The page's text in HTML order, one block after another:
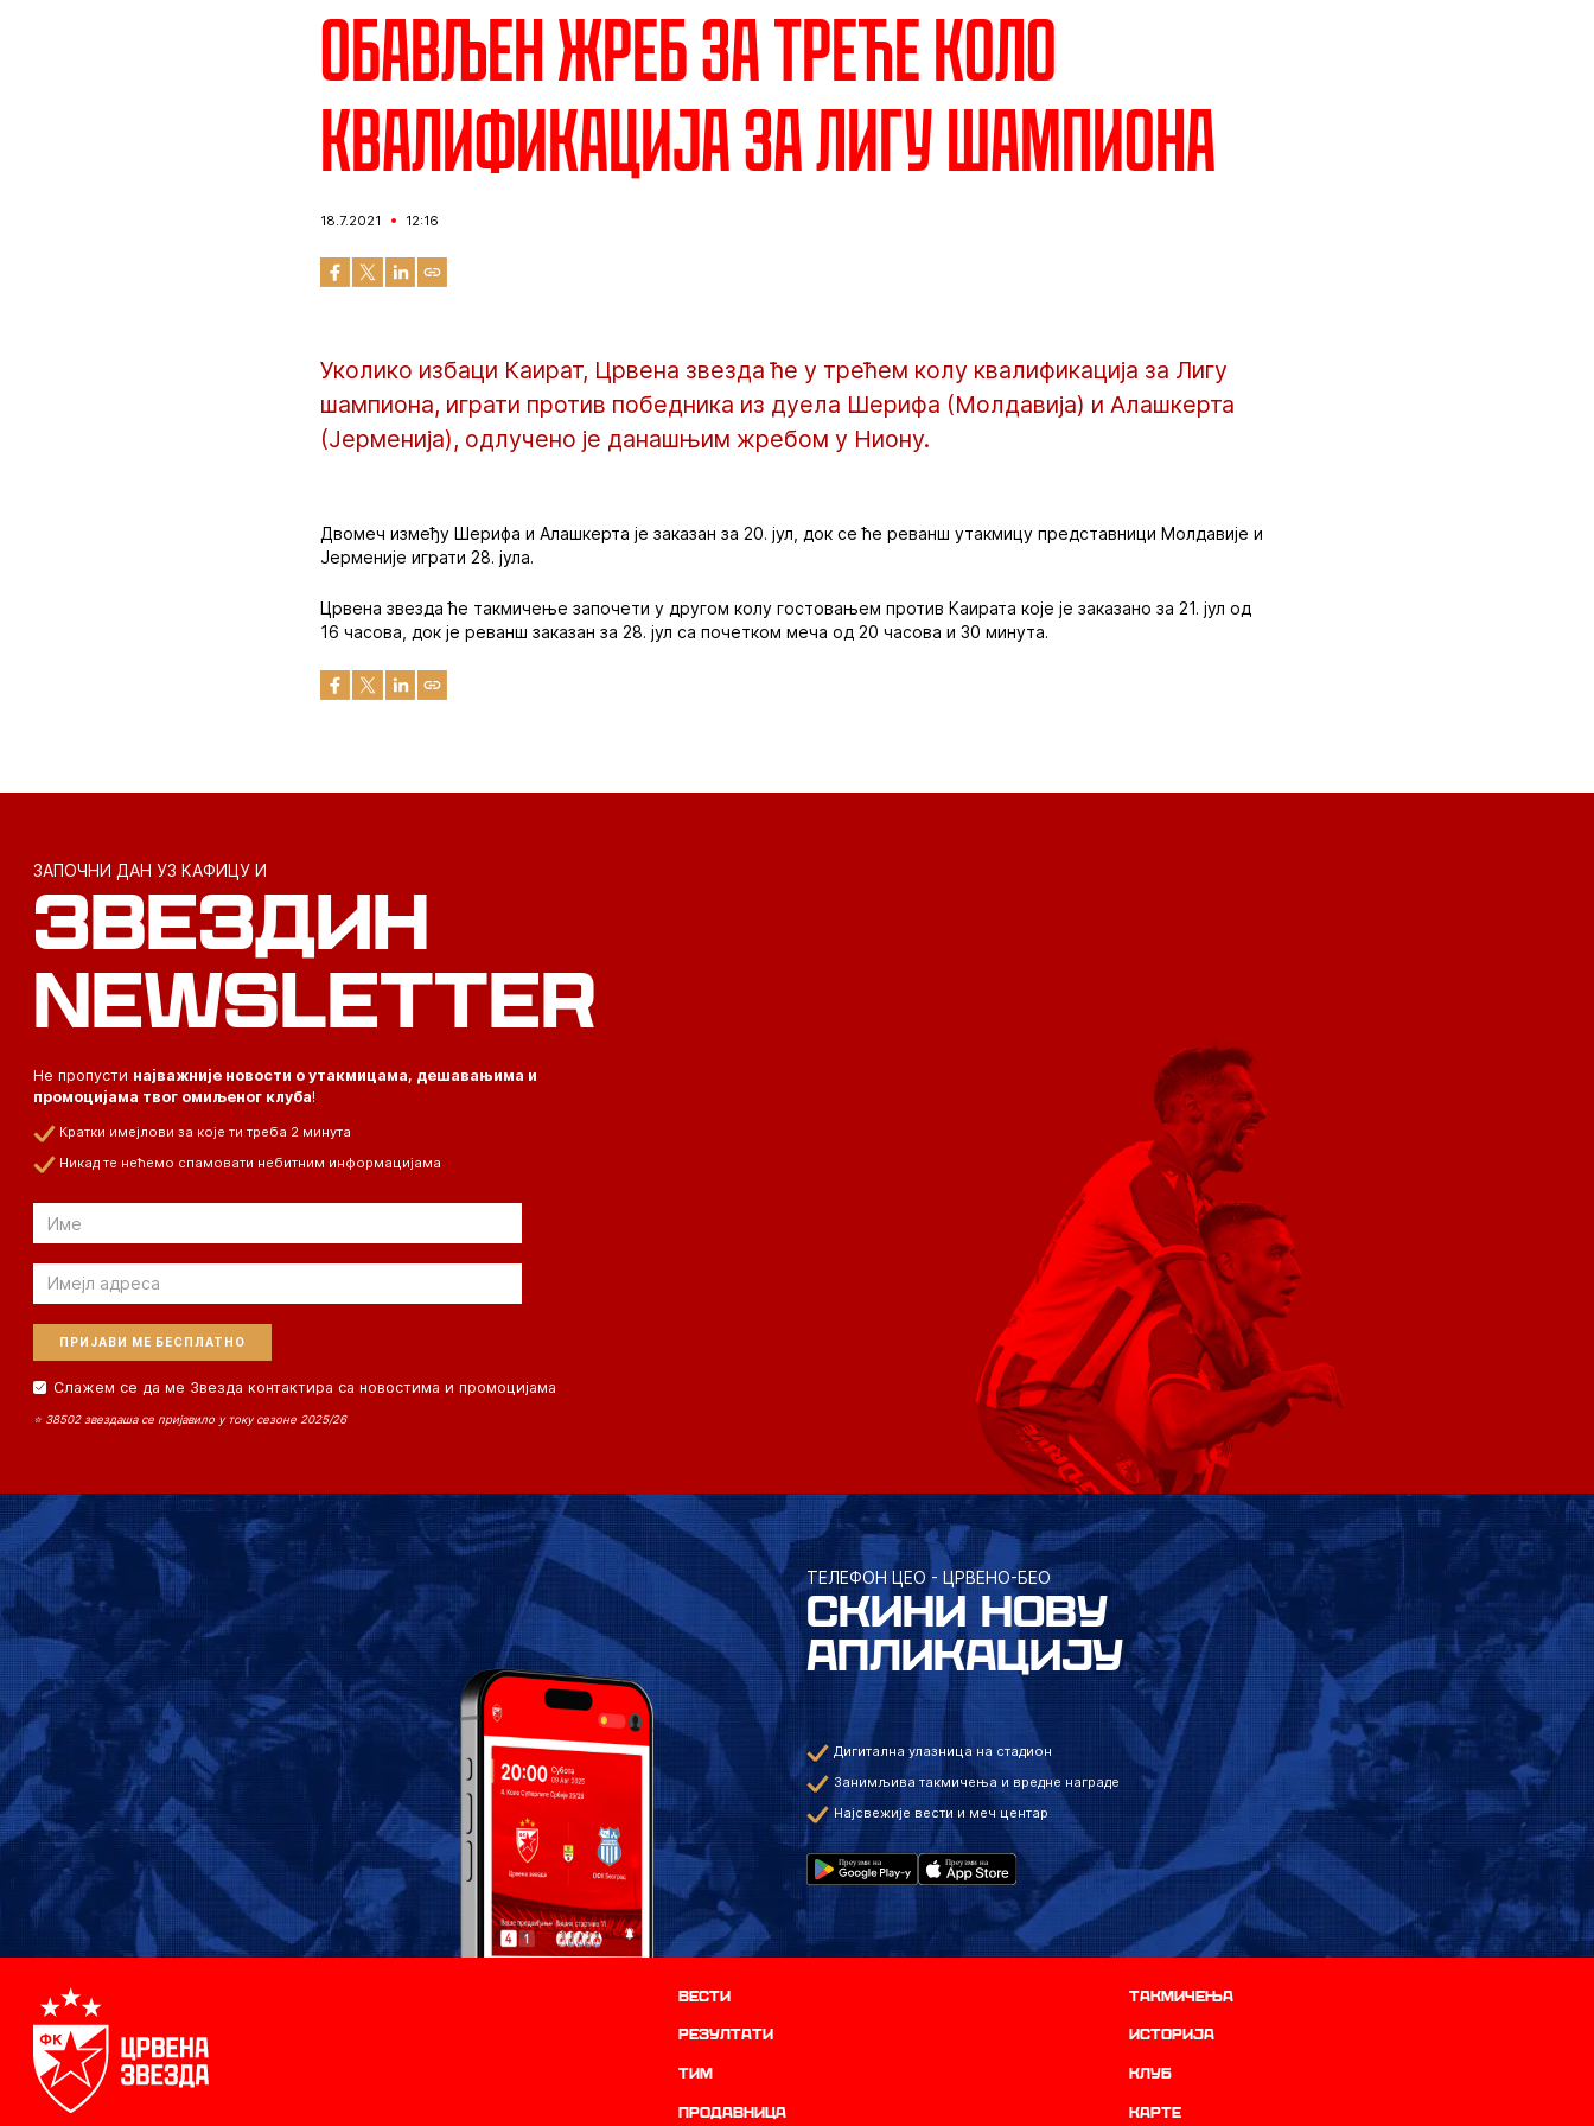
Обављен жреб за треће коло
квалификација за Лигу шампиона
18.7.2021 12:16
Уколико избаци Каират, Црвена звезда ће у трећем колу квалификација за Лигу
шампиона, играти против победника из дуела Шерифа (Молдавија) и Алашкерта
(Јерменија), одлучено је данашњим жребом у Ниону.
Двомеч између Шерифа и Алашкерта је заказан за 20. јул, док се ће реванш утакмицу представници Молдавије и
Јерменије играти 28. јула.
Црвена звезда ће такмичење започети у другом колу гостовањем против Каирата које је заказано за 21. јул од
16 часова, док је реванш заказан за 28. јул са почетком меча од 20 часова и 30 минута.
ЗАПОЧНИ ДАН УЗ КАФИЦУ И
ЗВЕЗДИН
NEWSLETTER
Не пропусти најважније новости о утакмицама, дешавањима и
промоцијама твог омиљеног клуба!
Кратки имејлови за које ти треба 2 минута
Никад те нећемо спамовати небитним информацијама
Email
Email
Слажем се да ме Звезда контактира са новостима и промоцијама
⭐ 38502 звездаша се пријавило у току сезоне 2025/26
ТЕЛЕФОН ЦЕО - ЦРВЕНО-БЕО
СКИНИ НОВУ
АПЛИКАЦИЈУ
Дигитална улазница на стадион
Занимљива такмичења и вредне награде
Најсвежије вести и меч центар
Вести Такмичења
резултати историја
ТИМ Клуб
продавница Карте